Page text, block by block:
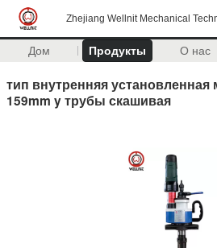
Zhejiang Wellnit Mechanical
Дом Продукты О нас
тип внутренняя
159mm y трубы скашивая